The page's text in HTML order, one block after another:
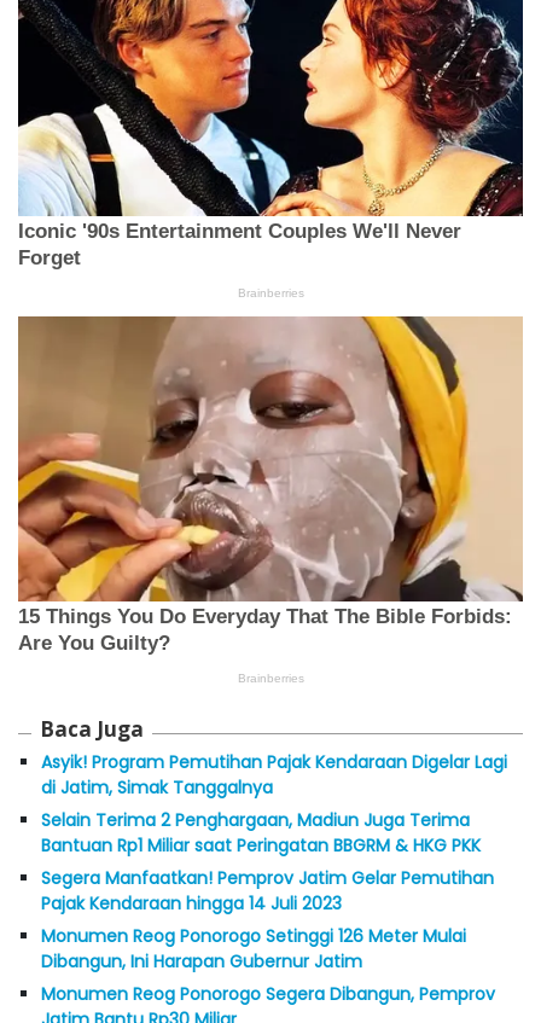
Baca Juga
Asyik! Program Pemutihan Pajak Kendaraan Digelar Lagi
di Jatim, Simak Tanggalnya
Selain Terima 2 Penghargaan, Madiun Juga Terima
Bantuan Rp1 Miliar saat Peringatan BBGRM & HKG PKK
Segera Manfaatkan! Pemprov Jatim Gelar Pemutihan
Pajak Kendaraan hingga 14 Juli 2023
Monumen Reog Ponorogo Setinggi 126 Meter Mulai
Dibangun, Ini Harapan Gubernur Jatim
Monumen Reog Ponorogo Segera Dibangun, Pemprov